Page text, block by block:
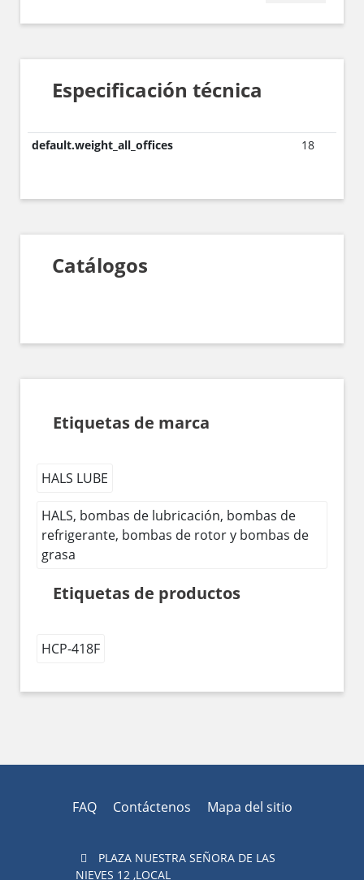
Especificación técnica
default.weight_all_offices 18
Catálogos
Etiquetas de marca
HALS LUBE
HALS, bombas de lubricación, bombas de
refrigerante, bombas de rotor y bombas de
grasa
Etiquetas de productos
HCP-418F
FAQ Contáctenos Mapa del sitio
PLAZA NUESTRA SEÑORA DE LAS
NIEVES 12 ,LOCAL